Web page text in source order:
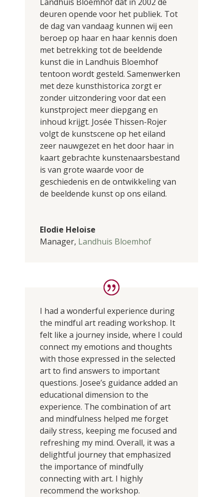
deuren opende voor het publiek. Tot
de dag van vandaag kunnen wij een
beroep op haar en haar kennis doen
met betrekking tot de beeldende
kunst die in Landhuis Bloemhof
tentoon wordt gesteld. Samenwerken
met deze kunsthistorica zorgt er
zonder uitzondering voor dat een
kunstproject meer diepgang en
inhoud krijgt. Josée Thissen-Rojer
volgt de kunstscene op het eiland
zeer nauwgezet en het door haar in
kaart gebrachte kunstenaarsbestand
is van grote waarde voor de
geschiedenis en de ontwikkeling van
de beeldende kunst op ons eiland.
Elodie Heloise
Manager, Landhuis Bloemhof
I had a wonderful experience during
the mindful art reading workshop. It
felt like a journey inside, where I could
connect my emotions and thoughts
with those expressed in the selected
art to find answers to important
questions. Josee’s guidance added an
educational dimension to the
experience. The combination of art
and mindfulness helped me forget
daily stress, keeping me focused and
refreshing my mind. Overall, it was a
delightful journey that emphasized
the importance of mindfully
connecting with art. I highly
recommend the workshop.